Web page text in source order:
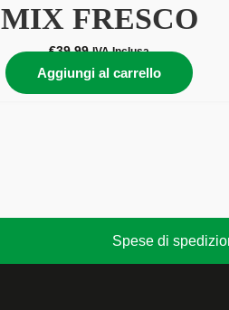
MIX FRESCO
€39,99 IVA Inclusa
Aggiungi al carrello
Spese di